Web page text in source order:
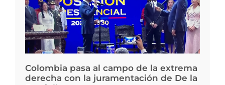
Colombia pasa al campo de la extrema
derecha con la juramentación de De la